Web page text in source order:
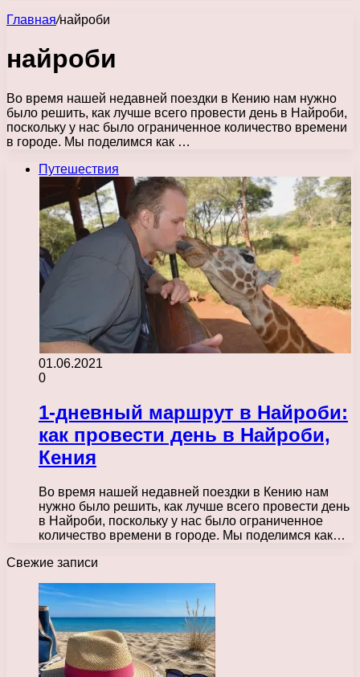
Главная/найроби
найроби
Во время нашей недавней поездки в Кению нам нужно
было решить, как лучше всего провести день в Найроби,
поскольку у нас было ограниченное количество времени
в городе. Мы поделимся как …
Путешествия
01.06.2021
0
1-дневный маршрут в Найроби:
как провести день в Найроби,
Кения
Во время нашей недавней поездки в Кению нам
нужно было решить, как лучше всего провести день
в Найроби, поскольку у нас было ограниченное
количество времени в городе. Мы поделимся как…
Свежие записи